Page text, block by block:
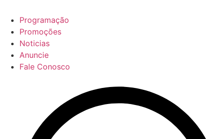
Programação
Promoções
Noticias
Anuncie
Fale Conosco